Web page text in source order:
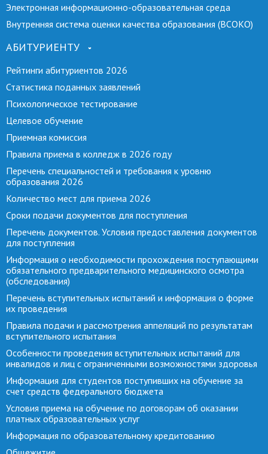
Электронная информационно-образовательная среда
Внутренняя система оценки качества образования (ВСОКО)
АБИТУРИЕНТУ
Рейтинги абитуриентов 2026
Статистика поданных заявлений
Психологическое тестирование
Целевое обучение
Приемная комиссия
Правила приема в колледж в 2026 году
Перечень специальностей и требования к уровню
образования 2026
Количество мест для приема 2026
Сроки подачи документов для поступления
Перечень документов. Условия предоставления документов
для поступления
Информация о необходимости прохождения поступающими
обязательного предварительного медицинского осмотра
(обследования)
Перечень вступительных испытаний и информация о форме
их проведения
Правила подачи и рассмотрения аппеляций по результатам
вступительного испытания
Особенности проведения вступительных испытаний для
инвалидов и лиц с ограниченными возможностями здоровья
Информация для студентов поступивших на обучение за
счет средств федерального бюджета
Условия приема на обучение по договорам об оказании
платных образовательных услуг
Информация по образовательному кредитованию